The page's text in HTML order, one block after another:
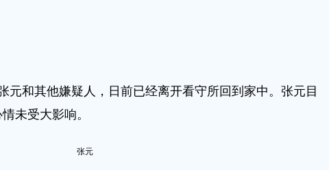
元和其他嫌疑人，日前已经离开看守所回到家中。张元目
未受大影响。
张元